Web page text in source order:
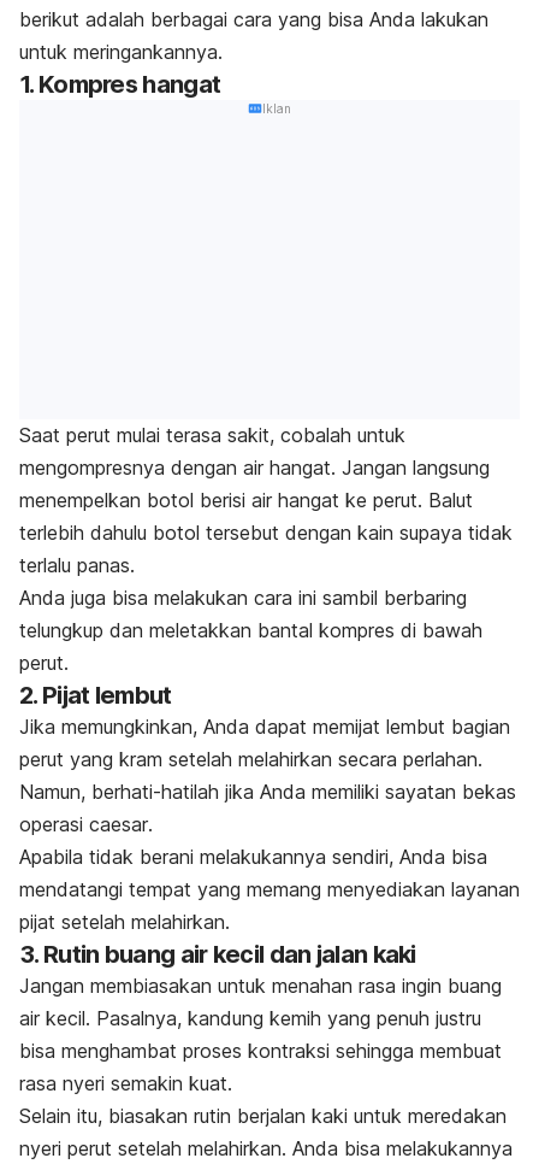
berikut adalah berbagai cara yang bisa Anda lakukan
untuk meringankannya.
1. Kompres hangat
Iklan
Saat perut mulai terasa sakit, cobalah untuk
mengompresnya dengan air hangat. Jangan langsung
menempelkan botol berisi air hangat ke perut. Balut
terlebih dahulu botol tersebut dengan kain supaya tidak
terlalu panas.
Anda juga bisa melakukan cara ini sambil berbaring
telungkup dan meletakkan bantal kompres di bawah
perut.
2. Pijat lembut
Jika memungkinkan, Anda dapat memijat lembut bagian
perut yang kram setelah melahirkan secara perlahan.
Namun, berhati-hatilah jika Anda memiliki sayatan bekas
operasi caesar.
Apabila tidak berani melakukannya sendiri, Anda bisa
mendatangi tempat yang memang menyediakan layanan
pijat setelah melahirkan.
3. Rutin buang air kecil dan jalan kaki
Jangan membiasakan untuk menahan rasa ingin buang
air kecil. Pasalnya, kandung kemih yang penuh justru
bisa menghambat proses kontraksi sehingga membuat
rasa nyeri semakin kuat.
Selain itu, biasakan rutin berjalan kaki untuk meredakan
nyeri perut setelah melahirkan. Anda bisa melakukannya